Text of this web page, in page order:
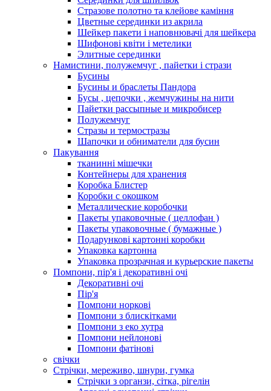
Стразове полотно та клейове каміння
Цветные серединки из акрила
Шейкер пакети і наповнювачі для шейкера
Шифонові квіти і метелики
Элитные серединки
Намистини, полужемчуг , пайетки і стрази
Бусины
Бусины и браслеты Пандора
Бусы , цепочки , жемчужины на нити
Пайетки рассыпные и микробисер
Полужемчуг
Стразы и термостразы
Шапочки и обниматели для бусин
Пакування
тканинні мішечки
Контейнеры для хранения
Коробка Блистер
Коробки с окошком
Металлические коробочки
Пакеты упаковочные ( целлофан )
Пакеты упаковочные ( бумажные )
Подарункові картонні коробки
Упаковка картонна
Упаковка прозрачная и курьерские пакеты
Помпони, пір'я і декоративні очі
Декоративні очі
Пір'я
Помпони норкові
Помпони з блискітками
Помпони з еко хутра
Помпони нейлонові
Помпони фатінові
свічки
Стрічки, мереживо, шнури, гумка
Стрічки з органзи, сітка, рігелін